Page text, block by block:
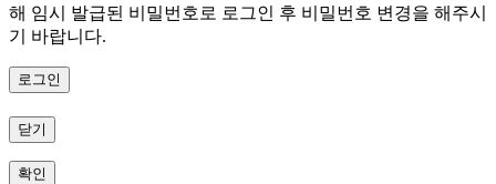
해 임시 발급된 비밀번호로 로그인 후 비밀번호 변경을 해주시
기 바랍니다.
로그인
닫기
확인